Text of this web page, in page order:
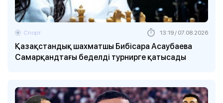
Қазақстандық шахматшы Бибісара Асаубаева
Самарқандтағы беделді турнирге қатысады
Спорт 13:19 / 07.08.2026